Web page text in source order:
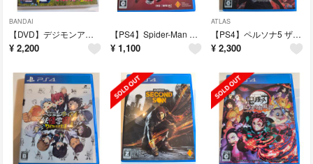
BANDAI
【DVD】デジモンアドベンチャー ぼくらのウォーゲーム！／デジモンアドベンチャー
¥ 2,200
【PS4】Spider-Man Game of the Year Edition
¥ 1,100
ATLAS
【PS4】ペルソナ5 ザ・ロイヤル Persona5 the royal
¥ 2,300